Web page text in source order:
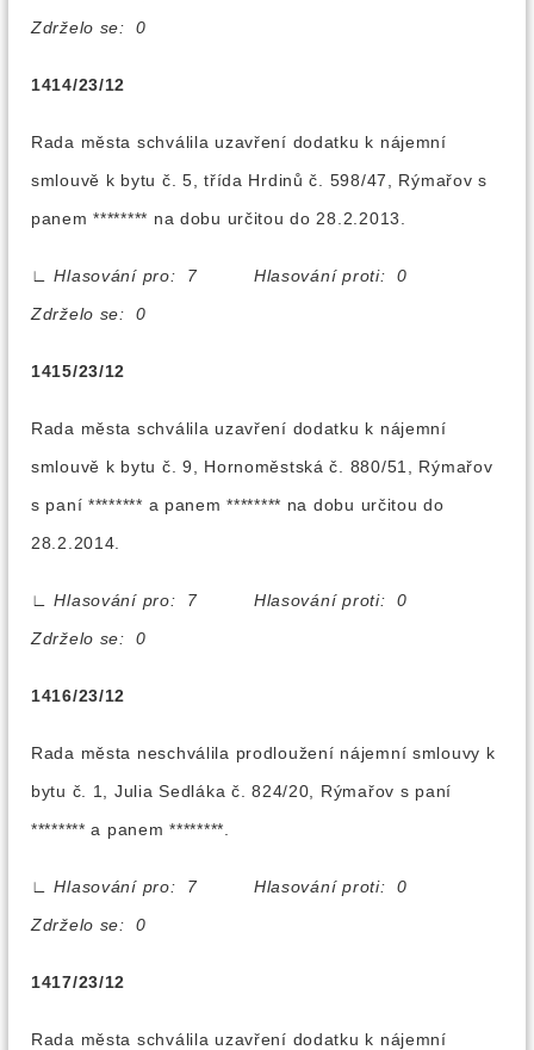
Zdrželo se: 0
1414/23/12
Rada města schválila uzavření dodatku k nájemní
smlouvě k bytu č. 5, třída Hrdinů č. 598/47, Rýmařov s
panem ******** na dobu určitou do 28.2.2013.
∟
Hlasování pro: 7 Hlasování proti: 0
Zdrželo se: 0
1415/23/12
Rada města schválila uzavření dodatku k nájemní
smlouvě k bytu č. 9, Hornoměstská č. 880/51, Rýmařov
s paní ******** a panem ******** na dobu určitou do
28.2.2014.
∟
Hlasování pro: 7 Hlasování proti: 0
Zdrželo se: 0
1416/23/12
Rada města neschválila prodloužení nájemní smlouvy k
bytu č. 1, Julia Sedláka č. 824/20, Rýmařov s paní
******** a panem ********.
∟
Hlasování pro: 7 Hlasování proti: 0
Zdrželo se: 0
1417/23/12
Rada města schválila uzavření dodatku k nájemní